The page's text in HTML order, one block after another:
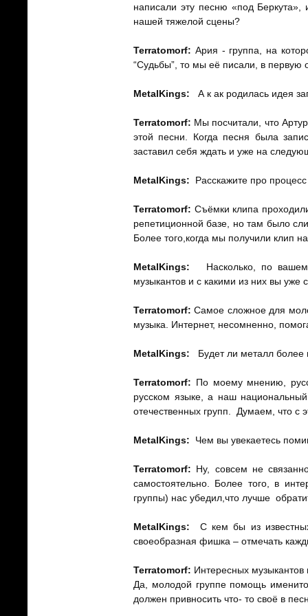
написали эту песню «под
нашей тяжелой сцены?
Terratomorf: Ария - группа, на
“Судьбы”, то мы её писали, в первую
MetalKings: А к ак родилась идея
Terratomorf: Мы посчитали, что
этой песни. Когда песня была
заставил себя ждать и уже на
MetalKings: Расскажите про
Terratomorf: Съёмки клипа
репетиционной базе, но там было
Более того,когда мы получили клип
MetalKings:
Насколько, по
музыкантов и с какими из них вы уже
Terratomorf: Самое сложное для
музыка. Интернет, несомненно,
MetalKings: Будет ли металл более
Terratomorf: По моему мнению,
русском языке, а наш
отечественных групп. Думаем, что с
MetalKings: Чем вы увекаетесь
Terratomorf: Ну, совсем не
самостоятельно. Более того, в
группы) нас убедил,что лучше
MetalKings: С кем бы из
своеобразная фишка – отмечать
Terratomorf: Интересных музыкантов
Да, молодой группе помощь
должен привносить что- то своё в